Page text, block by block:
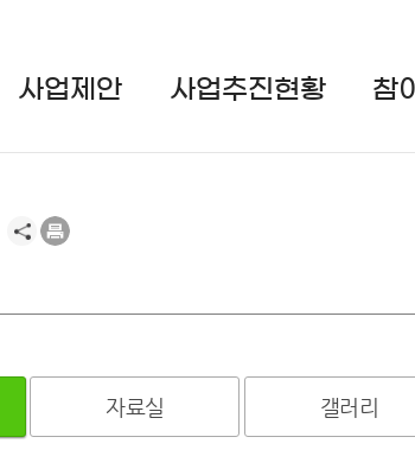
사업제안 사업추진현황 참
자료실 갤러리